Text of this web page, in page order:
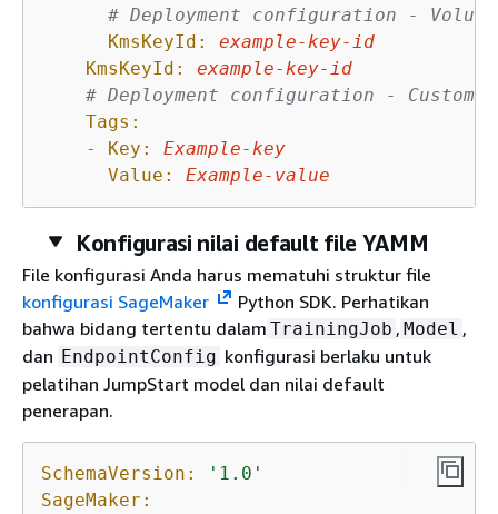
# Deployment configuration -
KmsKeyId:
example-key-id
KmsKeyId:
example-key-id
# Deployment configuration - Custom
Tags:
-
Key:
Example-key
Value:
Example-value
Konfigurasi nilai default file YAMM
File konfigurasi Anda harus mematuhi struktur file
konfigurasi SageMaker
Python SDK. Perhatikan
bahwa bidang tertentu dalam TrainingJob , Model ,
dan EndpointConfig konfigurasi berlaku untuk
pelatihan JumpStart model dan nilai default
penerapan.
SchemaVersion:
'1.0'
SageMaker: